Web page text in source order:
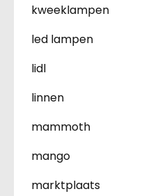
kweeklampen
led lampen
lidl
linnen
mammoth
mango
marktplaats